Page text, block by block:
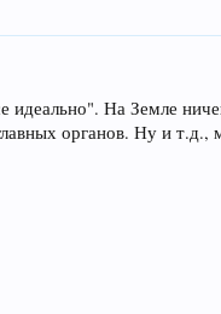
идеально". На Земле
органов. Ну и